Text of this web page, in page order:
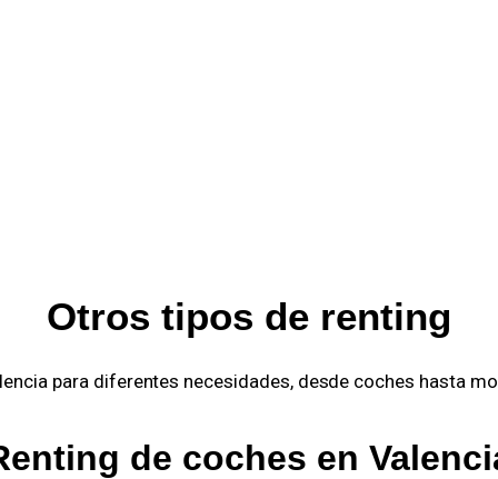
Otros tipos de renting
para diferentes necesidades, desde coches hasta
de coches en